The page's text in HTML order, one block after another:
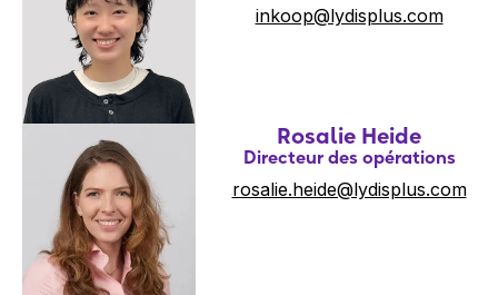
inkoop@lydisplus.com
Rosalie Heide
Directeur des opérations
rosalie.heide@lydisplus.com